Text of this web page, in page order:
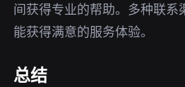
间获得专业的帮助。多种联
能获得满意的服务体验。
总结